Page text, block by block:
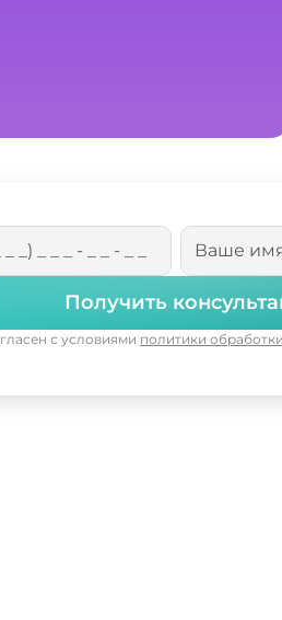
Получить
с условиями политики